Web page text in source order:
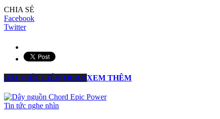
CHIA SẺ
Facebook
Twitter
BÀI VIẾT LIÊN QUANXEM THÊM
Tin tức nghe nhìn